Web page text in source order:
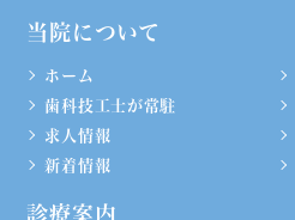
当院について
ホーム
歯科技工士が常駐
求人情報
新着情報
診療案内